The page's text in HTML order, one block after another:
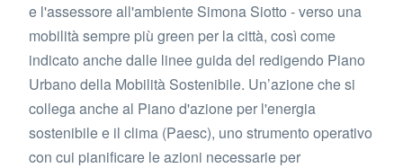
e l'assessore all'ambiente Simona Siotto - verso una
mobilità sempre più green per la città, così come
indicato anche dalle linee guida del redigendo Piano
Urbano della Mobilità Sostenibile. Un’azione che si
collega anche al Piano d'azione per l'energia
sostenibile e il clima (Paesc), uno strumento operativo
con cui pianificare le azioni necessarie per